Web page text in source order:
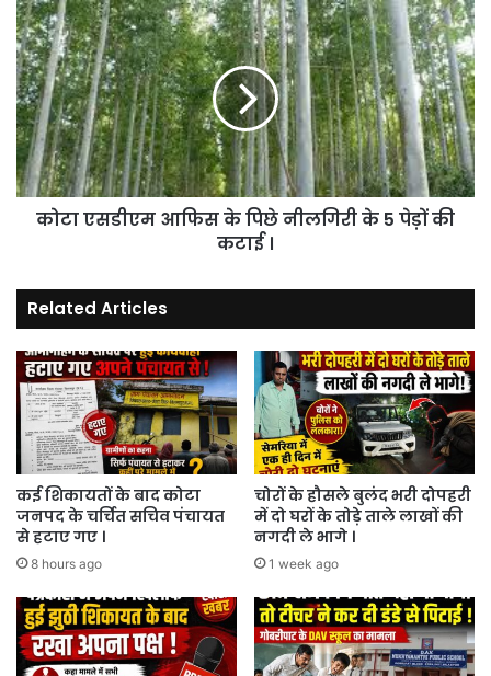
तो
पता
था
...I
कोटा
एसडीएम
आफिस
के
पिछे
नीलगिरी
के
5
पेड़ों
कोटा एसडीएम आफिस के पिछे नीलगिरी के 5 पेड़ों की
कटाई ।
Related Articles
कई शिकायतों के बाद कोटा
जनपद के चर्चित सचिव पंचायत
से हटाए गए ।
8 hours ago
चोरों के हौसले बुलंद भरी दोपहरी
में दो घरों के तोड़े ताले लाखों की
नगदी ले भागे ।
1 week ago